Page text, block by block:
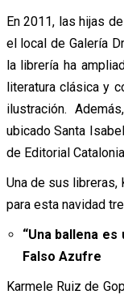
En 2011, las hijas
el local de Galería
la librería ha
literatura clásica y
ilustración.
ubicado Santa
de Editorial
Una de sus libreras,
para esta navidad
“Una ballena
Falso Azufre
Karmele Ruiz de